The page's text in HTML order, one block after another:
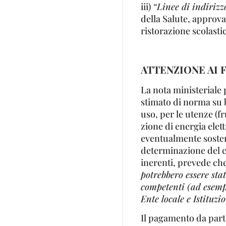
iii) “Linee di
della Salute,
ristorazione
ATTENZIONE AI
La nota ministeriale
stimato di norma su
uso, per le utenze
zione di energia
eventualmente
determinazione del
inerenti, prevede
potrebbero essere
competenti (ad
Ente locale e
Il pagamento da